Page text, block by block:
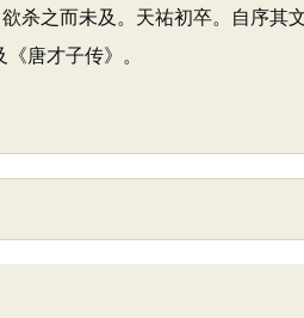
杀之而未及。天祐初卒。自序其
唐才子传》。